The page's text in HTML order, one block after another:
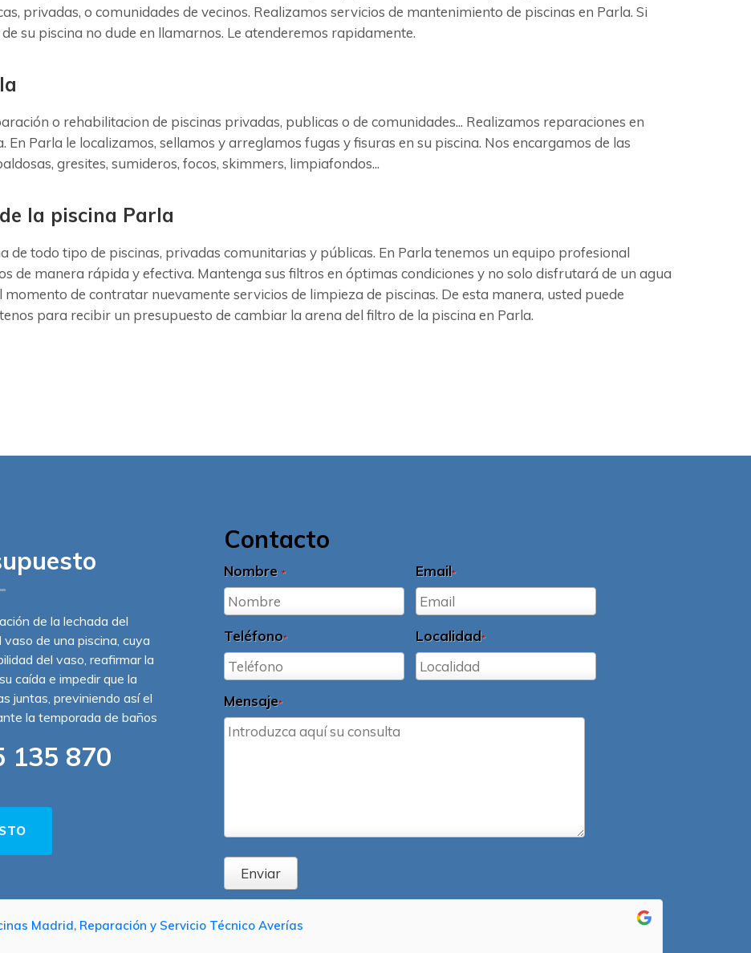
privadas, o comunidades de vecinos. Realizamos servicios de mantenimiento de piscinas en Parla. Si
su piscina no dude en llamarnos. Le atenderemos rapidamente.
o rehabilitacion de piscinas privadas, publicas o de comunidades... Realizamos reparaciones en
En Parla le localizamos, sellamos y arreglamos fugas y fisuras en su piscina. Nos encargamos de las
gresites, sumideros, focos, skimmers, limpiafondos...
la piscina Parla
de todo tipo de piscinas, privadas comunitarias y públicas. En Parla tenemos un equipo profesional
de manera rápida y efectiva. Mantenga sus filtros en óptimas condiciones y no solo disfrutará de un agua
de contratar nuevamente servicios de limpieza de piscinas. De esta manera, usted puede
para recibir un presupuesto de cambiar la arena del filtro de la piscina en Parla.
de la lechada del
de una piscina, cuya
del vaso, reafirmar la
caída e impedir que la
juntas, previniendo así el
la temporada de baños
135 870
Contacto
Nombre * Email*
Teléfono* Localidad*
Mensaje*
Enviar
Madrid, Reparación y Servicio Técnico Averías